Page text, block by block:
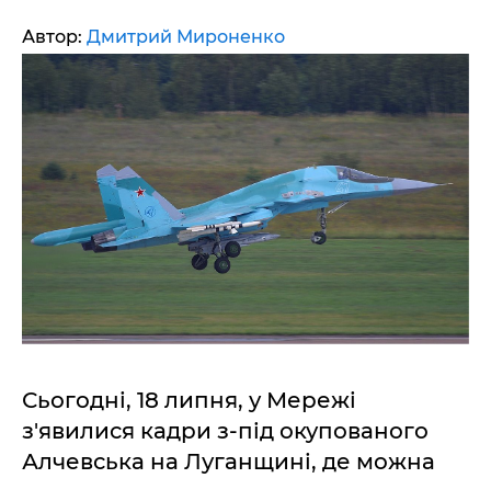
Автор: Дмитрий Мироненко
Сьогодні, 18 липня, у Мережі
з'явилися кадри з-під окупованого
Алчевська на Луганщині, де можна